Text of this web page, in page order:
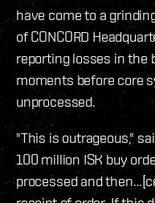
have come to a
of CONCORD
reporting losses in the
moments before core
unprocessed.
"This is outrageous,"
100 million ISK buy
processed and